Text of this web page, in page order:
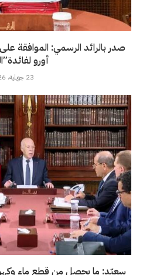
أورو
23 جويلية، 2026
سعيّد: ما يحصل من قطع ماء